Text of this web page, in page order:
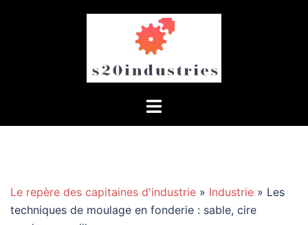
Le repère des capitaines d'industrie » Industrie » Les
techniques de moulage en fonderie : sable, cire